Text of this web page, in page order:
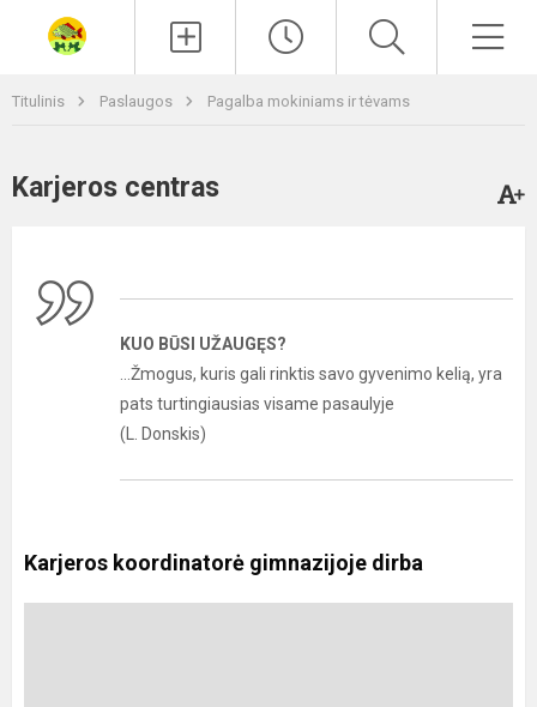
Titulinis Paslaugos Pagalba mokiniams ir tėvams
Karjeros centras
KUO BŪSI UŽAUGĘS?
...Žmogus, kuris gali rinktis savo gyvenimo kelią, yra
pats turtingiausias visame pasaulyje
(L. Donskis)
Karjeros koordinatorė gimnazijoje dirba